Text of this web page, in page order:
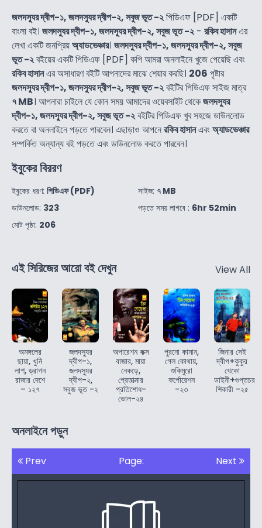
জলদস্যুর দ্বীপ-১, জলদস্যুর দ্বীপ-২, সবুজ ভূত -২পিডিএফ [PDF] একটি
বাংলা বই। জলদস্যুর দ্বীপ-১, জলদস্যুর দ্বীপ-২, সবুজ ভূত -২- রকিব হাসানএর
লেখা একটি জনপ্রিয়অ্যাডভেঞ্চার। জলদস্যুর দ্বীপ-১, জলদস্যুর দ্বীপ-২, সবুজ
ভূত -২বইয়ের একটি পিডিএফ [PDF] কপি আমরা অনলাইনে খুজে পেয়েছি এবং
রকিব হাসানএর অসাধারণ বইটি আপনাদের মাঝে শেয়ার করছি। 206 পৃষ্টার
জলদস্যুর দ্বীপ-১, জলদস্যুর দ্বীপ-২, সবুজ ভূত -২বইটির পিডিএফ সাইজ মাত্র
৭ MB। আপনারা চাইলে যে কোন সময় আমাদের ওয়েবসাইট থেকেজলদস্যুর
দ্বীপ-১, জলদস্যুর দ্বীপ-২, সবুজ ভূত -২বইটির পিডিএফ খুব সহজে ডাউনলোড
করতে বা অনলাইনে পড়তে পারবেন। এছাড়াও আপনেরকিব হাসানএবংঅ্যাডভেঞ্চার
সম্পর্কিত অন্যান্য বই পড়তে এবং ডাউনলোড করতে পারবেন।
ইবুকের বিররণ
ইবুকের ধরণ: পিডিএফ (PDF)
ডাউনলোড: 323
মোট পৃষ্ঠা: 206
সাইজ: ৭ MB
পড়তে সময় লাগবে : 6hr 52min
এই সিরিজের আরো বই দেখুন View All
অমঙ্গলের
ছায়া, খুনি
লাশ, ড্রাগন
রাজার দেশে
– ১২৭
জলদস্যুর
দ্বীপ-১,
জলদস্যুর
দ্বীপ-২,
সবুজ ভূত -২
অপারেশন কক্স
বাজার, মায়া
নেকড়ে,
প্রেতাত্মার
প্রতিশোধ-
ভোল-২৪
পুরনো কামান,
গেল কোথায়,
শুকিমুরো
কর্পোরেশন
-২৩
জিনার সেই
দ্বীপ+কুকুর
খেকো
ডাইনী+গুপ্তচর
শিকারী -২৫
অনলাইনে পড়ুন
Prev Page: Next